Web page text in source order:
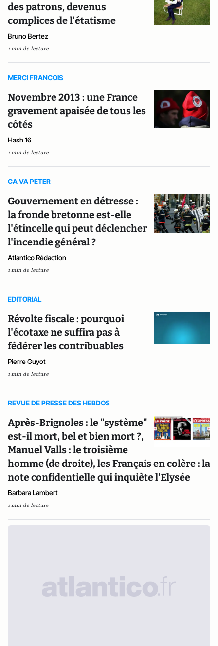
des patrons, devenus
complices de l'étatisme
Bruno Bertez
1 min de lecture
MERCI FRANCOIS
Novembre 2013 : une France
gravement apaisée de tous les
côtés
Hash 16
1 min de lecture
CA VA PETER
Gouvernement en détresse :
la fronde bretonne est-elle
l'étincelle qui peut déclencher
l'incendie général ?
Atlantico Rédaction
1 min de lecture
EDITORIAL
Révolte fiscale : pourquoi
l'écotaxe ne suffira pas à
fédérer les contribuables
Pierre Guyot
1 min de lecture
REVUE DE PRESSE DES HEBDOS
Après-Brignoles : le "système"
est-il mort, bel et bien mort ?,
Manuel Valls : le troisième
homme (de droite), les Français en colère : la
note confidentielle qui inquiète l'Elysée
Barbara Lambert
1 min de lecture